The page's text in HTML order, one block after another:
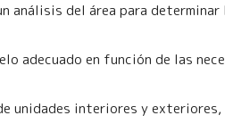
análisis del área para determinar
adecuado en función de las
unidades interiores y